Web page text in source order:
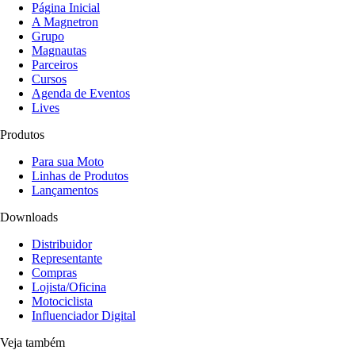
Página Inicial
A Magnetron
Grupo
Magnautas
Parceiros
Cursos
Agenda de Eventos
Lives
Produtos
Para sua Moto
Linhas de Produtos
Lançamentos
Downloads
Distribuidor
Representante
Compras
Lojista/Oficina
Motociclista
Influenciador Digital
Veja também